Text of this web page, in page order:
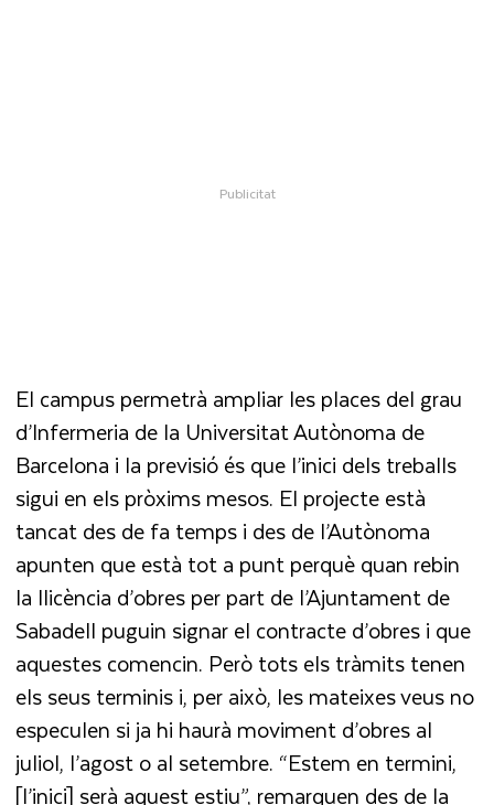
El campus permetrà ampliar les places del grau
d’Infermeria de la Universitat Autònoma de
Barcelona i la previsió és que l’inici dels treballs
sigui en els pròxims mesos. El projecte està
tancat des de fa temps i des de l’Autònoma
apunten que està tot a punt perquè quan rebin
la llicència d’obres per part de l’Ajuntament de
Sabadell puguin signar el contracte d’obres i que
aquestes comencin. Però tots els tràmits tenen
els seus terminis i, per això, les mateixes veus no
especulen si ja hi haurà moviment d’obres al
juliol, l’agost o al setembre. “Estem en termini,
[l’inici] serà aquest estiu”, remarquen des de la